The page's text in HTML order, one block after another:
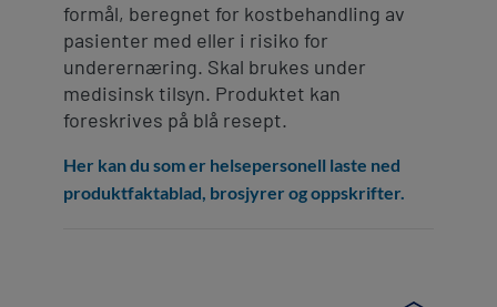
formål, beregnet for kostbehandling av
pasienter med eller i risiko for
underernæring. Skal brukes under
medisinsk tilsyn. Produktet kan
foreskrives på blå resept.
Her kan du som er helsepersonell laste ned
produktfaktablad, brosjyrer og oppskrifter.